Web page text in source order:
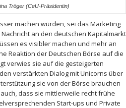
Tröger (CeU-Präsidentin)
machen würden, sei das Marketing
an den deutschen Kapitalmarkt
es visibler machen und mehr an
Reaktion der Deutschen Börse auf die
verwies sie auf die gesteigerten
verstärkten Dialog mit Unicorns über
sie von der Börse brauchen
dass sie mittlerweile recht frühe
Start-ups und Private